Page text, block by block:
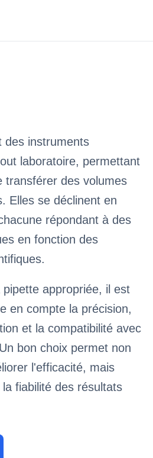
des instruments
laboratoire, permettant
transférer des volumes
Elles se déclinent en
répondant à des
en fonction des
appropriée, il est
en compte la précision,
et la compatibilité avec
bon choix permet non
l'efficacité, mais
fiabilité des résultats